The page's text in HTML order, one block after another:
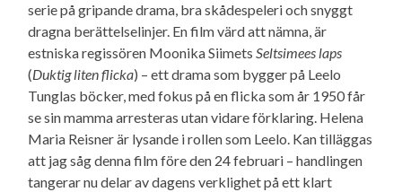
serie på gripande drama, bra skådespeleri och snyggt
dragna berättelse­linjer. En film värd att nämna, är
estniska regissören Moonika SiimetsSeltsimees laps
(Duktig liten flicka) – ett drama som bygger på Leelo
Tunglas böcker, med fokus på en flicka som år 1950 får
se sin mamma arresteras utan vidare förklaring. Helena
Maria Reisner är lysande i rollen som Leelo. Kan tilläggas
att jag såg denna film före den 24 februari – handlingen
tangerar nu delar av dagens verklighet på ett klart